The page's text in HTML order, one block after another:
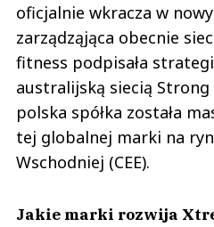
oficjalnie wkracza w
zarządząjąca obecnie
fitness podpisała
australijską siecią
polska spółka została
tej globalnej marki na
Wschodniej (CEE).
Jakie marki rozwija